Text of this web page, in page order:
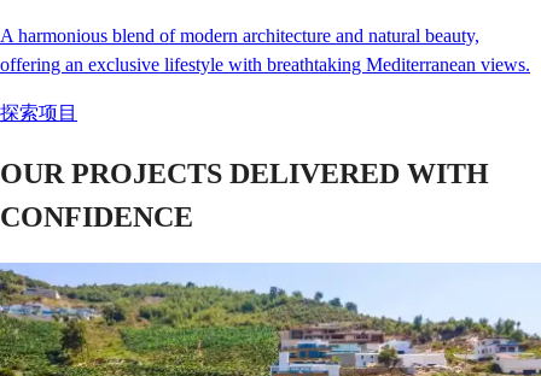
A harmonious blend of modern architecture and natural beauty,
offering an exclusive lifestyle with breathtaking Mediterranean views.
探索项目
OUR PROJECTS DELIVERED WITH
CONFIDENCE